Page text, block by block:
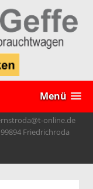
Menü
online.de
Friedrichroda